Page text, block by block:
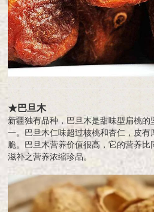
★巴旦木
新疆独有品种，巴旦木是甜味型扁桃的
一。巴旦木仁味超过核桃和杏仁，皮
脆。巴旦木营养价值很高，它的营养
滋补之营养浓缩珍品。